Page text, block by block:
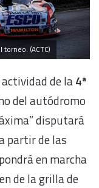
(ACTC)
de la4ª
del autódromo
disputará
partir de las
en marcha
de la grilla de